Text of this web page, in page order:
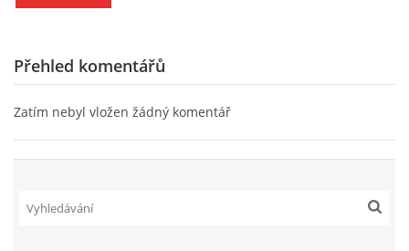
BÁSNĚ K TÉMATU PODZIM
POHYBOVÉ AKTIVITY NA TÉMA PODZIM
PÍSNĚ K TÉMATU ZIMA
Přehled komentářů
Zatím nebyl vložen žádný komentář